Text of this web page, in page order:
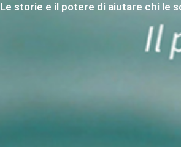
Le storie e il potere di aiutare chi le